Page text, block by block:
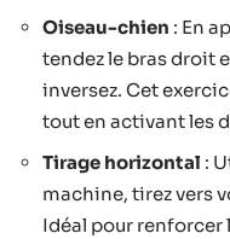
Oiseau-chien : En
tendez le bras droit
inversez. Cet
tout en activant les
Tirage horizontal :
machine, tirez vers
Idéal pour renforcer